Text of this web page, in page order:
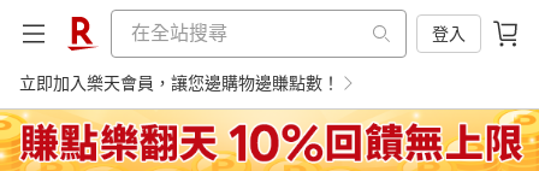
登入
立即加入樂天會員，讓您邊購物邊賺點數！